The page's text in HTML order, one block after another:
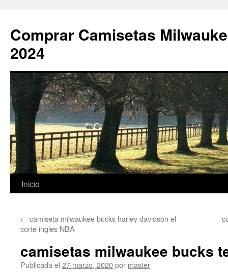
Comprar Camisetas
2024
Saltar
contenido
Inicio
← camiseta milwaukee bucks harley davidson el
corte ingles NBA
camisetas milwaukee bucks
Publicada el 27 marzo, 2020por master